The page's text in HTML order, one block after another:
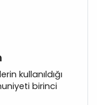
kullanıldığı
birinci